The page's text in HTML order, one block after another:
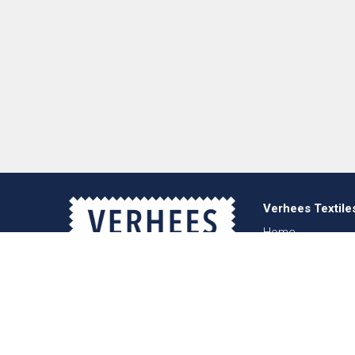
Verhees
Home